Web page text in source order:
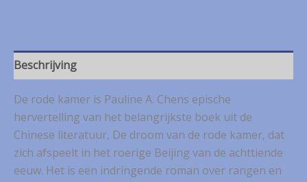
Kamer
aantal
Beschrijving
De rode kamer is Pauline A. Chens epische
hervertelling van het belangrijkste boek uit de
Chinese literatuur, De droom van de rode kamer, dat
zich afspeelt in het roerige Beijing van de achttiende
eeuw. Het is een indringende roman over rangen en